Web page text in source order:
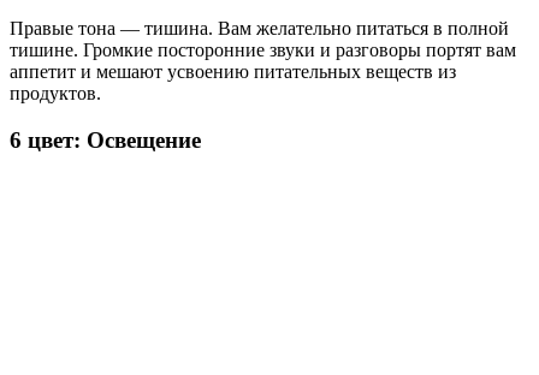
Правые тона — тишина. Вам желательно питаться в полной
тишине. Громкие посторонние звуки и разговоры портят вам
аппетит и мешают усвоению питательных веществ из
продуктов.
6 цвет: Освещение